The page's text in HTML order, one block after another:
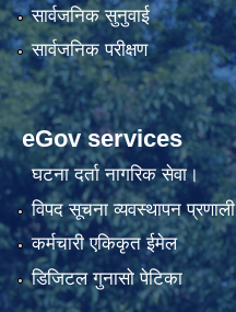
सार्वजनिक सुनुवाई
सार्वजनिक परीक्षण
eGov services
घटना दर्ता नागरिक सेवा।
विपद सूचना व्यवस्थापन प्रणाली
कर्मचारी एकिकृत ईमेल
डिजिटल गुनासो पेटिका